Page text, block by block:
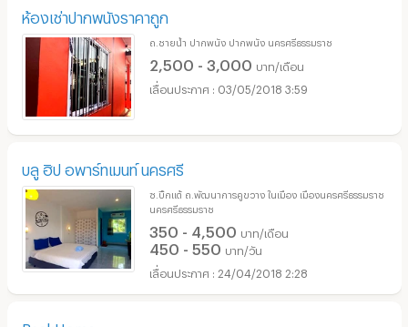
ห้องเช่าปากพนังราคาถูก
ถ.ชายน้ำ ปากพนัง ปากพนัง นครศรีธรรมราช
2,500 - 3,000 บาท/เดือน
03/05/2018 3:59
บลู ฮิป อพาร์ทเมนท์ นครศรี
ซ.บิ๊กแต้ ถ.พัฒนาการคูขวาง ในเมือง เมืองนครศรีธรรมราช
นครศรีธรรมราช
350 - 4,500 บาท/เดือน
450 - 550 บาท/วัน
24/04/2018 2:28